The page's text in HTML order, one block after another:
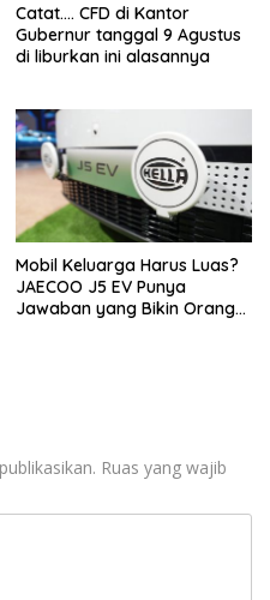
Catat…. CFD di Kantor
Gubernur tanggal 9 Agustus
di liburkan ini alasannya
Mobil Keluarga Harus Luas?
JAECOO J5 EV Punya
Jawaban yang Bikin Orang
Ruas yang wajib